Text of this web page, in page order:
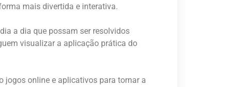
mais divertida e interativa.
a dia que possam ser resolvidos
visualizar a aplicação prática do
jogos online e aplicativos para tornar a